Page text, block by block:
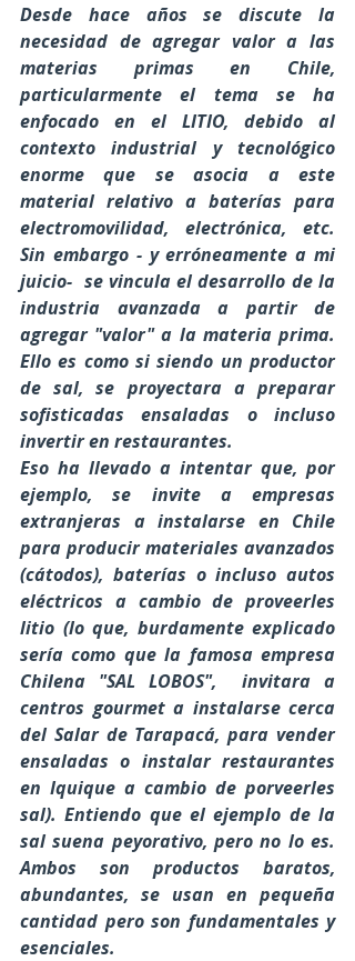
Desde hace años se discute la
necesidad de agregar valor a las
materias primas en Chile,
particularmente el tema se ha
enfocado en el LITIO, debido al
contexto industrial y tecnológico
enorme que se asocia a este
material relativo a baterías para
electromovilidad, electrónica, etc.
Sin embargo - y erróneamente a mi
juicio-  se vincula el desarrollo de la
industria avanzada a partir de
agregar "valor" a la materia prima.
Ello es como si siendo un productor
de sal, se proyectara a preparar
sofisticadas ensaladas o incluso
invertir en restaurantes.
Eso ha llevado a intentar que, por
ejemplo, se invite a empresas
extranjeras a instalarse en Chile
para producir materiales avanzados
(cátodos), baterías o incluso autos
eléctricos a cambio de proveerles
litio (lo que, burdamente explicado
sería como que la famosa empresa
Chilena "SAL LOBOS",  invitara a
centros gourmet a instalarse cerca
del Salar de Tarapacá, para vender
ensaladas o instalar restaurantes
en Iquique a cambio de porveerles
sal). Entiendo que el ejemplo de la
sal suena peyorativo, pero no lo es.
Ambos son productos baratos,
abundantes, se usan en pequeña
cantidad pero son fundamentales y
esenciales.